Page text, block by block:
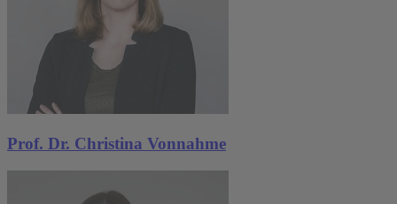
Prof. Dr. Christina Vonnahme